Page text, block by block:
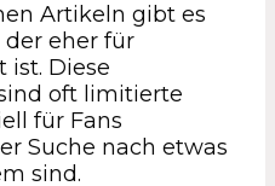
Artikeln gibt es
der eher für
ist. Diese
oft limitierte
für Fans
Suche nach etwas
sind.